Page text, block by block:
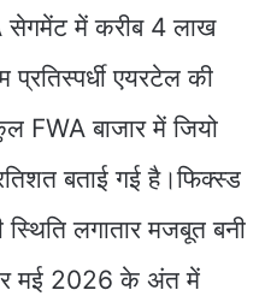
सेगमेंट में करीब 4 लाख
एयरटेल की
FWA बाजार में जियो
बताई गई है।फिक्स्ड
स्थिति लगातार मजबूत बनी
मई 2026 के अंत में